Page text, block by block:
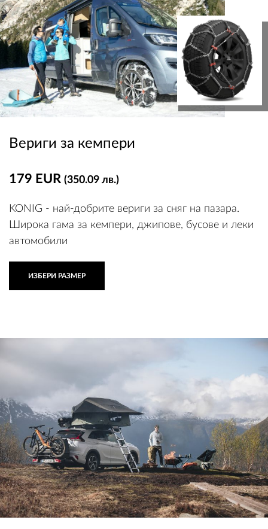
Вериги за кемпери
179 EUR (350.09 лв.)
KONIG - най-добрите вериги за сняг на пазара.
Широка гама за кемпери, джипове, бусове и леки
автомобили
ИЗБЕРИ РАЗМЕР